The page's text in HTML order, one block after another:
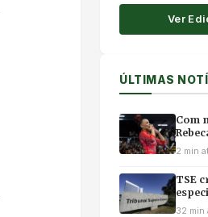
Ver
ÚLTIMAS
Com
mas
2 min
TSE
32 min